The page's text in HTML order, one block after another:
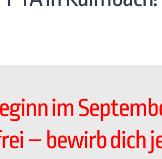
im
– bewirb dich